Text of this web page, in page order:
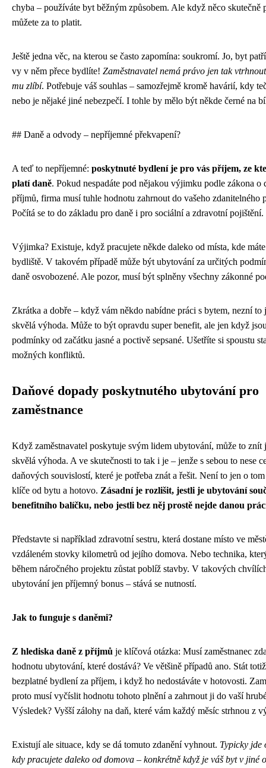
chyba – používáte byt běžným způsobem. Ale když něco skutečně
můžete za to platit.
Ještě jedna věc, na kterou se často zapomína: soukromí. Jo, byt
vy v něm přece bydlíte! Zaměstnavatel nemá právo jen tak
mu zlíbí. Potřebuje váš souhlas – samozřejmě kromě havárií, kdy
nebo je nějaké jiné nebezpečí. I tohle by mělo být někde černé na
## Daně a odvody – nepříjemné překvapení?
A teď to nepříjemné: poskytnuté bydlení je pro vás příjem, ze
platí daně. Pokud nespadáte pod nějakou výjimku podle zákona o
příjmů, firma musí tuhle hodnotu zahrnout do vašeho zdanitelného
Počítá se to do základu pro daně i pro sociální a zdravotní pojištění.
Výjimka? Existuje, když pracujete někde daleko od místa, kde
bydliště. V takovém případě může být ubytování za určitých
daně osvobozené. Ale pozor, musí být splněny všechny zákonné
Zkrátka a dobře – když vám někdo nabídne práci s bytem, nezní to
skvělá výhoda. Může to být opravdu super benefit, ale jen když
podmínky od začátku jasné a poctivě sepsané. Ušetříte si spoustu
možných konfliktů.
Daňové dopady poskytnutého ubytování pro
zaměstnance
Když zaměstnavatel poskytuje svým lidem ubytování, může to znít
skvělá výhoda. A ve skutečnosti to tak i je – jenže s sebou to nese
daňových souvislostí, které je potřeba znát a řešit. Není to jen o
klíče od bytu a hotovo. Zásadní je rozlišit, jestli je ubytování
benefitního balíčku, nebo jestli bez něj prostě nejde danou
Představte si například zdravotní sestru, která dostane místo ve
vzdáleném stovky kilometrů od jejího domova. Nebo technika,
během náročného projektu zůstat poblíž stavby. V takových
ubytování jen příjemný bonus – stává se nutností.
Jak to funguje s daněmi?
Z hlediska daně z příjmů je klíčová otázka: Musí zaměstnanec
hodnotu ubytování, které dostává? Ve většině případů ano. Stát
bezplatné bydlení za příjem, i když ho nedostáváte v hotovosti.
proto musí vyčíslit hodnotu tohoto plnění a zahrnout ji do vaší
Výsledek? Vyšší zálohy na daň, které vám každý měsíc strhnou z
Existují ale situace, kdy se dá tomuto zdanění vyhnout. Typicky jde
kdy pracujete daleko od domova – konkrétně když je váš byt v jiné